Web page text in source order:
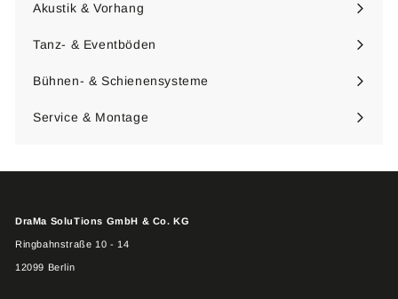
Akustik & Vorhang
Menü
Tanz- & Eventböden
Menü
Bühnen- & Schienensysteme
Menü
Service & Montage
DraMa SoluTions GmbH & Co. KG
Ringbahnstraße 10 - 14
12099 Berlin